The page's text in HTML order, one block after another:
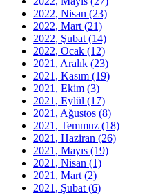
2022, Nisan (23)
2022, Mart (21)
2022, Şubat (14)
2022, Ocak (12)
2021, Aralık (23)
2021, Kasım (19)
2021, Ekim (3)
2021, Eylül (17)
2021, Ağustos (8)
2021, Temmuz (18)
2021, Haziran (26)
2021, Mayıs (19)
2021, Nisan (1)
2021, Mart (2)
2021, Şubat (6)